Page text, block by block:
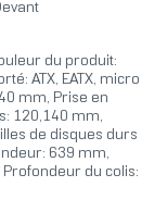
du produit:
ATX, EATX, micro
mm, Prise en
120,140 mm,
de disques durs
639 mm,
du colis: